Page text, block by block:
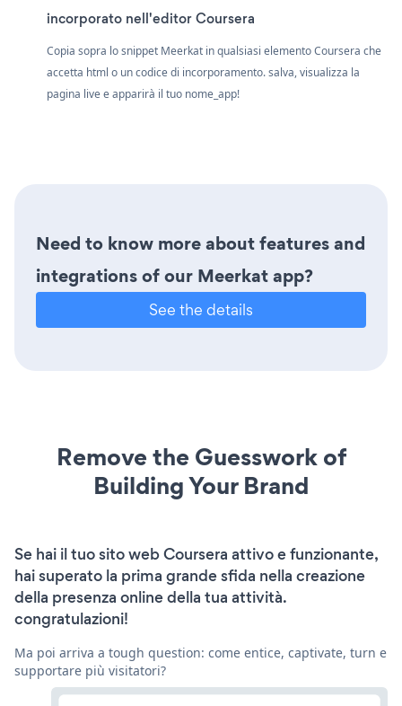
incorporato nell'editor Coursera
Copia sopra lo snippet Meerkat in qualsiasi elemento Coursera che
accetta html o un codice di incorporamento. salva, visualizza la
pagina live e apparirà il tuo nome_app!
Need to know more about features and
integrations of our Meerkat app?
See the details
Remove the Guesswork of
Building Your Brand
Se hai il tuo sito web Coursera attivo e funzionante,
hai superato la prima grande sfida nella creazione
della presenza online della tua attività.
congratulazioni!
Ma poi arriva a tough question: come entice, captivate, turn e
supportare più visitatori?